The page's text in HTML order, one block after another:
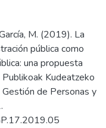
M. (2019). La
pública como
una propuesta
Kudeatzeko
de Personas y